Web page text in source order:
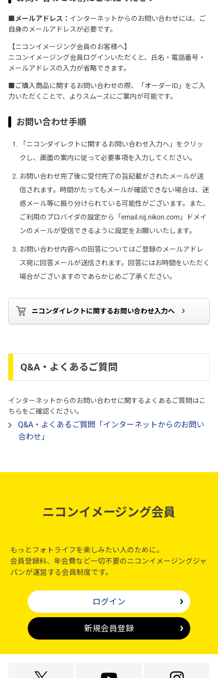
■メールアドレス： インターネットからのお問い合わせには、ご
自身のメールアドレスが必要です。
【ニコンイメージング会員のお客様へ】
ニコンイメージング会員ログインいただくと、氏名・電話番号・
メールアドレスの入力が省略できます。
ご購入商品に関するお問い合わせの際、「オーダーID」をご入
力いただくことで、よりスムーズにご案内が可能です。
お問い合わせ手順
「ニコンダイレクトに関するお問い合わせ入力へ」をクリッ
クし、画面の案内に従って必要事項を入力してください。
お問い合わせ完了後に受付完了の旨記載がされたメールが送
信されます。時間がたってもメールが確認できない場合は、迷
惑メール等に振り分けられている可能性がございます。また、
ご利用のプロバイダの設定から「email.nij.nikon.com」ドメイ
ンのメールが受信できるように設定をお願いいたします。
お問い合わせ内容への回答についてはご登録のメールアドレ
ス宛に回答メールが送信されます。回答にはお時間をいただく
場合がございますのであらかじめご了承ください。
ニコンダイレクトに関するお問い合わせ入力へ
Q&A・よくあるご質問
インターネットからのお問い合わせに関するよくあるご質問はこ
ちらをご確認ください。
Q&A・よくあるご質問「インターネットからのお問い
合わせ」
ニコンイメージング会員
もっとフォトライフを楽しみたい人のために。
会員登録料、年会費など一切不要のニコンイメージングジャ
パンが運営する会員制度です。
ログイン
新規会員登録